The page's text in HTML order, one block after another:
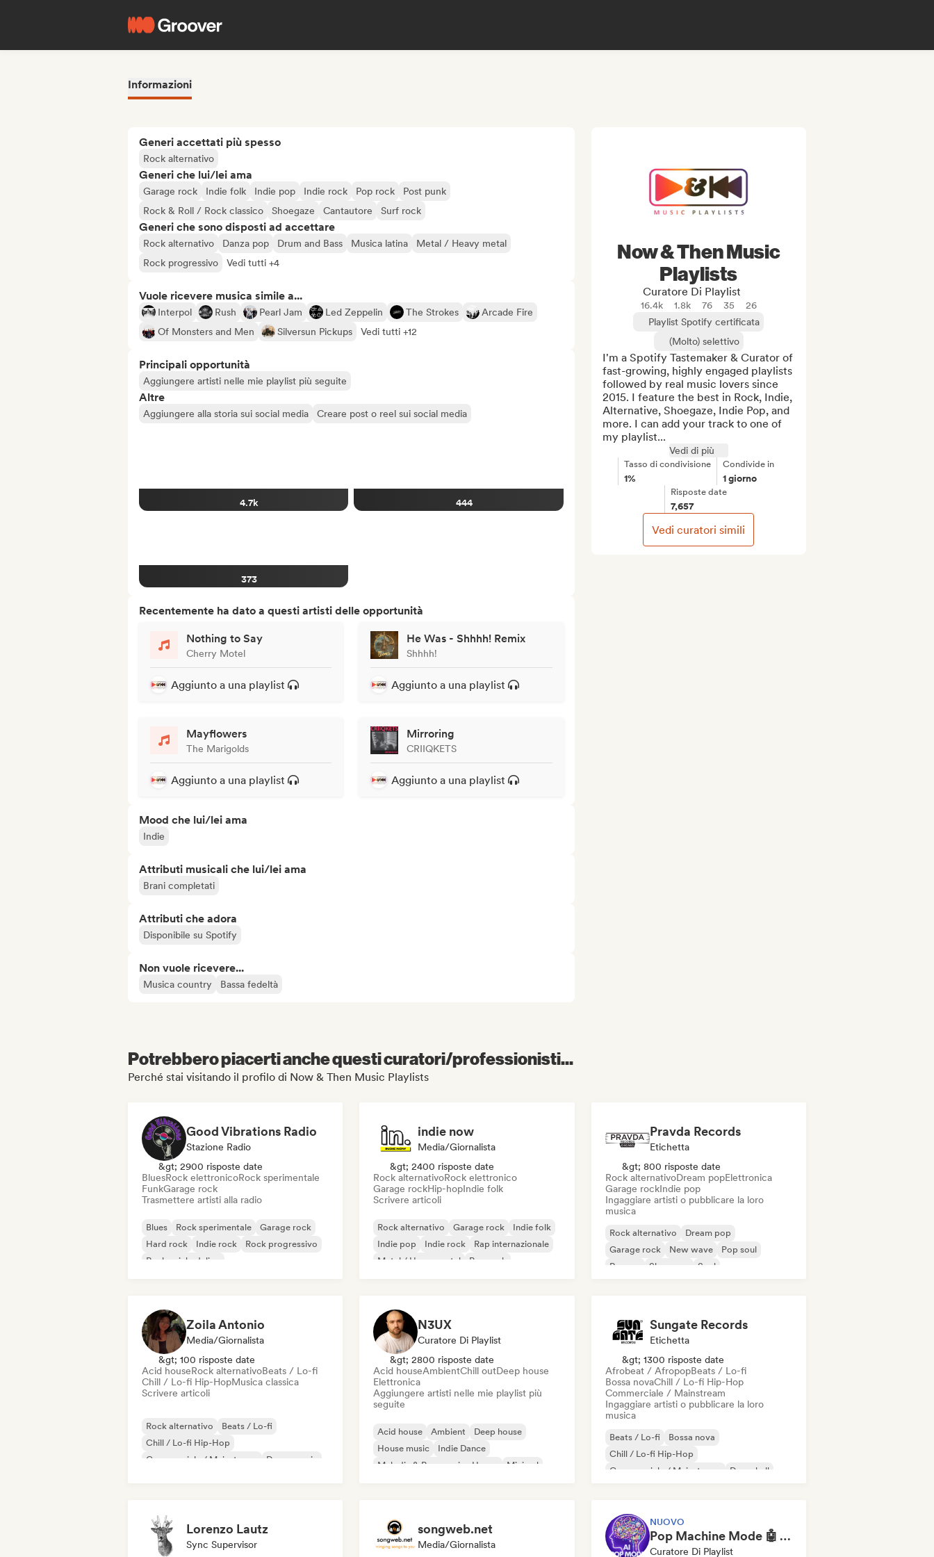
Informazioni
Generi accettati più spesso
Rock alternativo
Generi che lui/lei ama
Garage rock Indie folk Indie pop Indie rock Pop rock
Post punk
Rock & Roll / Rock classico
Shoegaze Cantautore Surf rock
Generi che sono disposti ad accettare
Rock alternativo Danza pop Drum and Bass Musica latina
Metal / Heavy metal
Rock progressivo
Vedi tutti +4
Vuole ricevere musica simile a...
Interpol Rush Pearl Jam Led Zeppelin The Strokes
Arcade Fire
Of Monsters and Men
Silversun Pickups Vedi tutti +12
Principali opportunità
Aggiungere artisti nelle mie playlist più seguite
Altre
Aggiungere alla storia sui social media Creare post o reel sui social media
4.7k 444
373
Recentemente ha dato a questi artisti delle opportunità
Nothing to Say
Cherry Motel
Aggiunto a una playlist
He Was - Shhhh! Remix
Shhhh!
Aggiunto a una playlist
Mayflowers
The Marigolds
Aggiunto a una playlist
Mirroring
CRIIQKETS
Aggiunto a una playlist
Mood che lui/lei ama
Indie
Attributi musicali che lui/lei ama
Brani completati
Attributi che adora
Disponibile su Spotify
Non vuole ricevere...
Musica country Bassa fedeltà
Now & Then Music
Playlists
Curatore Di Playlist
16.4k 1.8k 76 35
26
Playlist Spotify certificata
(Molto) selettivo
I'm a Spotify Tastemaker & Curator of
fast-growing, highly engaged playlists
followed by real music lovers since
2015. I feature the best in Rock, Indie,
Alternative, Shoegaze, Indie Pop, and
more. I can add your track to one of
my playlist...
Vedi di più
Tasso di condivisione
1%
Condivide in
1 giorno
Risposte date
7,657
Vedi curatori simili
Potrebbero piacerti anche questi curatori/professionisti...
Perché stai visitando il profilo di Now & Then Music Playlists
Good Vibrations Radio
Stazione Radio
&gt; 2900 risposte date
BluesRock elettronicoRock sperimentale
FunkGarage rock
Trasmettere artisti alla radio
Blues Rock sperimentale
Garage rock
Hard rock
Indie rock
Rock progressivo
Rock psichedelico
indie now
Media/Giornalista
&gt; 2400 risposte date
Rock alternativoRock elettronico
Garage rockHip-hopIndie folk
Scrivere articoli
Rock alternativo Garage rock
Indie folk
Indie pop
Indie rock
Rap internazionale
Metal / Heavy metal
Pop rock
Pravda Records
Etichetta
&gt; 800 risposte date
Rock alternativoDream popElettronica
Garage rockIndie pop
Ingaggiare artisti o pubblicare la loro
musica
Rock alternativo
Dream pop
Garage rock
New wave
Pop soul
Reggae
Shoegaze Soul
Zoila Antonio
Media/Giornalista
&gt; 100 risposte date
Acid houseRock alternativoBeats / Lo-fi
Chill / Lo-fi Hip-HopMusica classica
Scrivere articoli
Rock alternativo
Beats / Lo-fi
Chill / Lo-fi Hip-Hop
Commerciale / Mainstream
Dance music
N3UX
Curatore Di Playlist
&gt; 2800 risposte date
Acid houseAmbientChill outDeep house
Elettronica
Aggiungere artisti nelle mie playlist più
seguite
Acid house Ambient
Deep house
House music
Indie Dance
Melodic & Progressive House
Minimal
Sungate Records
Etichetta
&gt; 1300 risposte date
Afrobeat / AfropopBeats / Lo-fi
Bossa novaChill / Lo-fi Hip-Hop
Commerciale / Mainstream
Ingaggiare artisti o pubblicare la loro
musica
Beats / Lo-fi
Bossa nova
Chill / Lo-fi Hip-Hop
Commerciale / Mainstream
Dancehall
Lorenzo Lautz
Sync Supervisor
songweb.net
Media/Giornalista
NUOVO
Pop Machine Mode 🤖 AI Music, Indie Pop & Dream Pop
Curatore Di Playlist